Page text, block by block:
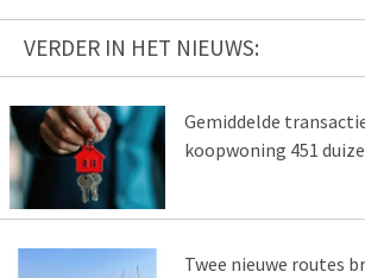
VERDER IN HET NIEUWS:
Gemiddelde
koopwoning 451
Twee nieuwe routes